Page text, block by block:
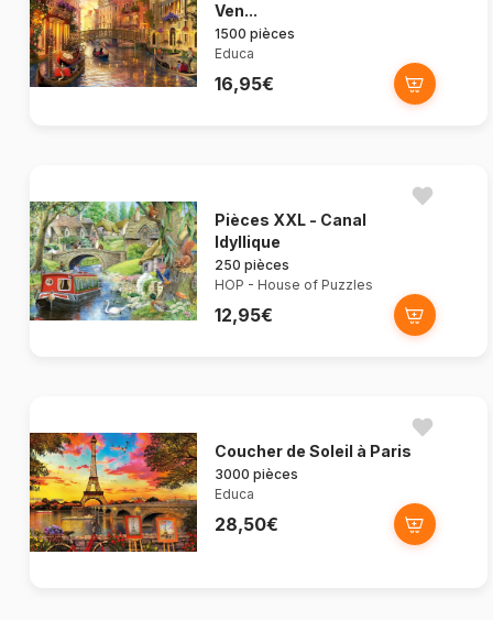
Ven...
1500 pièces
Educa
16,95€
Pièces XXL - Canal
Idyllique
250 pièces
HOP - House of Puzzles
12,95€
Coucher de Soleil à Paris
3000 pièces
Educa
28,50€